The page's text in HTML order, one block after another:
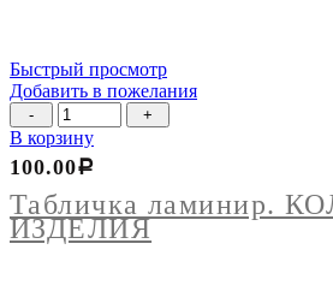
Быстрый просмотр
Добавить в пожелания
Количество
товара
Табличка
ламинир.
КОЛБАСНЫЕ
ИЗДЕЛИЯ
В корзину
Табличка ламинир.
ИЗДЕЛИЯ
100.00Р